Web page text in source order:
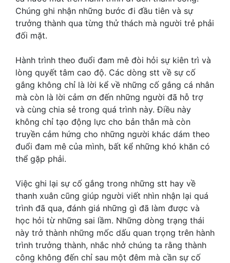
Chúng ghi nhận những bước đi đầu tiên và sự
trưởng thành qua từng thử thách mà người trẻ phải
đối mặt.
Hành trình theo đuổi đam mê đòi hỏi sự kiên trì và
lòng quyết tâm cao độ. Các dòng stt về sự cố
gắng không chỉ là lời kể về những cố gắng cá nhân
mà còn là lời cảm ơn đến những người đã hỗ trợ
và cùng chia sẻ trong quá trình này. Điều này
không chỉ tạo động lực cho bản thân mà còn
truyền cảm hứng cho những người khác dám theo
đuổi đam mê của mình, bất kể những khó khăn có
thể gặp phải.
Việc ghi lại sự cố gắng trong những stt hay về
thanh xuân cũng giúp người viết nhìn nhận lại quá
trình đã qua, đánh giá những gì đã làm được và
học hỏi từ những sai lầm. Những dòng trạng thái
này trở thành những mốc dấu quan trọng trên hành
trình trưởng thành, nhắc nhở chúng ta rằng thành
công không đến chỉ sau một đêm mà cần sự cố